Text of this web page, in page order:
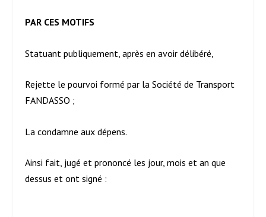
PAR CES MOTIFS
Statuant publiquement, après en avoir délibéré,
Rejette le pourvoi formé par la Société de Transport
FANDASSO ;
La condamne aux dépens.
Ainsi fait, jugé et prononcé les jour, mois et an que
dessus et ont signé :